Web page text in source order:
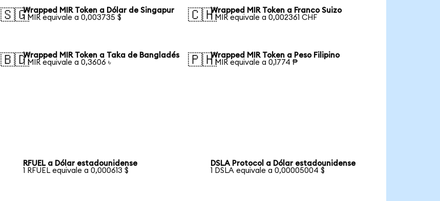
🇸🇬Wrapped MIR Token a Dólar de Singapur
1 MIR equivale a 0,003735 $
🇨🇭Wrapped MIR Token a Franco Suizo
1 MIR equivale a 0,002361 CHF
🇧🇩Wrapped MIR Token a Taka de Bangladés
1 MIR equivale a 0,3606 ৳
🇵🇭Wrapped MIR Token a Peso Filipino
1 MIR equivale a 0,1774 ₱
RFUEL a Dólar estadounidense
1 RFUEL equivale a 0,000613 $
DSLA Protocol a Dólar estadounidense
1 DSLA equivale a 0,00005004 $